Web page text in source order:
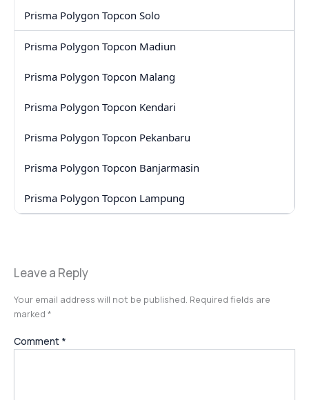
Prisma Polygon Topcon Solo
Prisma Polygon Topcon Madiun
Prisma Polygon Topcon Malang
Prisma Polygon Topcon Kendari
Prisma Polygon Topcon Pekanbaru
Prisma Polygon Topcon Banjarmasin
Prisma Polygon Topcon Lampung
Leave a Reply
Your email address will not be published. Required fields are
marked *
Comment *